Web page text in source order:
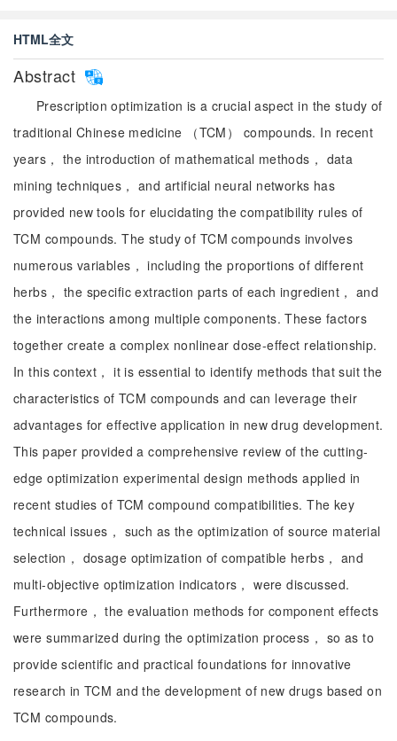
HTML全文
Abstract
Prescription optimization is a crucial aspect in the study of
traditional Chinese medicine （TCM） compounds. In recent
years， the introduction of mathematical methods， data
mining techniques， and artificial neural networks has
provided new tools for elucidating the compatibility rules of
TCM compounds. The study of TCM compounds involves
numerous variables， including the proportions of different
herbs， the specific extraction parts of each ingredient， and
the interactions among multiple components. These factors
together create a complex nonlinear dose-effect relationship.
In this context， it is essential to identify methods that suit the
characteristics of TCM compounds and can leverage their
advantages for effective application in new drug development.
This paper provided a comprehensive review of the cutting-
edge optimization experimental design methods applied in
recent studies of TCM compound compatibilities. The key
technical issues， such as the optimization of source material
selection， dosage optimization of compatible herbs， and
multi-objective optimization indicators， were discussed.
Furthermore， the evaluation methods for component effects
were summarized during the optimization process， so as to
provide scientific and practical foundations for innovative
research in TCM and the development of new drugs based on
TCM compounds.